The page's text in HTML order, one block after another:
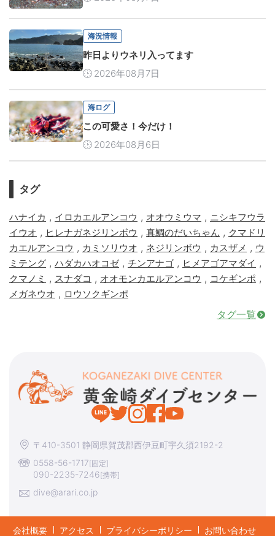
海況情報
昨日よりウネリ入ってます
2026年08月7日
海ログ
この可愛さ！今だけ！
2026年08月6日
タグ
ハナイカ , イロカエルアンコウ , オオウミウマ , ニシキフウラ
イウオ , ヒレナガネジリンボウ , 真鯛のだいちゃん , クマドリ
カエルアンコウ , カミソリウオ , ネジリンボウ , カスザメ , ウ
ミテング , ハダカハオコゼ, チンアナゴ , ヒメアゴアマダイ ,
クマノミ , スナダコ , オオモンカエルアンコウ , コケギンポ ,
メガネウオ , ロウソクギンポ
タグ一覧
〒410-3501 静岡県賀茂郡西伊豆町宇久須2192-2
0558-56-1717[固定]
090-2235-7246[携帯]
dive@arari.co.jp
会社概要 アクセス プライバシーポリシー お問い合わせ